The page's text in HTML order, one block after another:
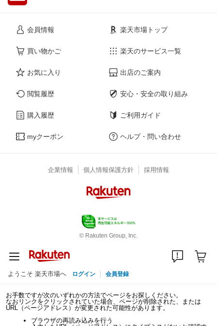
会員情報
買い物かご
お気に入り
閲覧履歴
購入履歴
myクーポン
楽天市場トップ
楽天のサービス一覧
出店のご案内
安心・安全の取り組み
ご利用ガイド
ヘルプ・問い合わせ
企業情報 個人情報保護方針 採用情報
© Rakuten Group, Inc.
ようこそ 楽天市場へ ログイン 会員登録
お手数ですが次のいずれかの方法でページをお探しください。
なおリンクをクリックされていた場合、ページが削除された、または
URL（ページアドレス）が変更された可能性があります。
ブラウザの再読み込みを行う